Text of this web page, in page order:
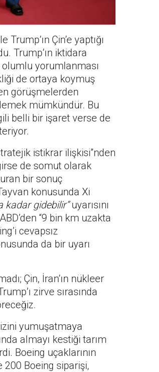
Çin’e yaptığı
Trump’ın iktidara
olumlu yorumlanması
de ortaya koymuş
görüşmelerden
mümkündür. Bu
belli bir işaret verse de
istikrar ilişkisi”nden
de somut olarak
bir sonuç
konusunda Xi
kadar gidebilir”uyarısını
“9 bin km uzakta
cevapsız
da bir uyarı
Çin, İran’ın nükleer
zirve sırasında
yumuşatmaya
almayı kestiği tarım
Boeing uçaklarının
200 Boeing siparişi,